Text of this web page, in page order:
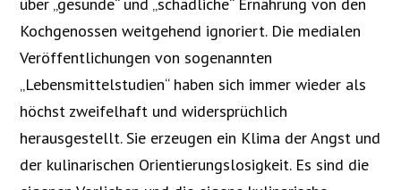
Kochgenossen weitgehend ignoriert. Die medialen
Veröffentlichungen von sogenannten
„Lebensmittelstudien“ haben sich immer wieder als
höchst zweifelhaft und widersprüchlich
herausgestellt. Sie erzeugen ein Klima der Angst und
der kulinarischen Orientierungslosigkeit. Es sind die